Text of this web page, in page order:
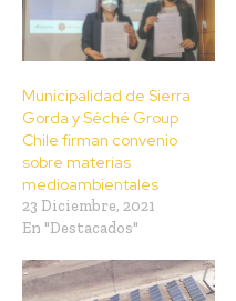
Municipalidad de Sierra
Gorda y Séché Group
Chile firman convenio
sobre materias
medioambientales
23 Diciembre, 2021
En "Destacados"